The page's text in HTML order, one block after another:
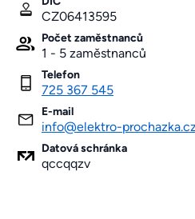
CZ06413595
Počet zaměstnanců
1 - 5 zaměstnanců
Telefon
725 367 545
E-mail
info@elektro-
Datová schránka
qccqqzv